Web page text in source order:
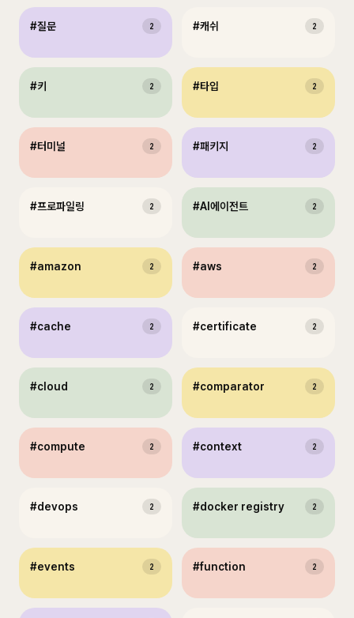
#질문 2 #캐쉬 2
#키 2 #타입 2
#터미널 2 #패키지 2
#프로파일링 2 #AI에이전트 2
#amazon 2 #aws 2
#cache 2 #certificate 2
#cloud 2 #comparator 2
#compute 2 #context 2
#devops 2 #docker registry 2
#events 2 #function 2